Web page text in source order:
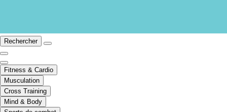
Rechercher
Fitness & Cardio
Musculation
Cross Training
Mind & Body